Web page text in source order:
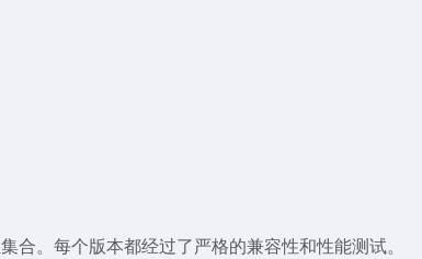
。每个版本都经过了严格的兼容性和性能测试。